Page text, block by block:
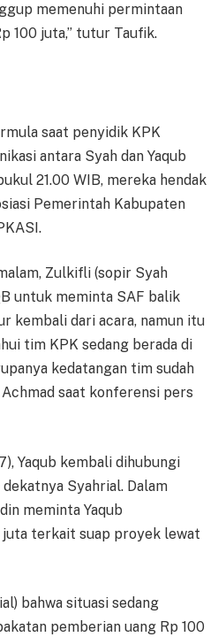
memenuhi permintaan
100 juta,” tutur Taufik.
saat penyidik KPK
antara Syah dan Yaqub
21.00 WIB, mereka hendak
Pemerintah Kabupaten
Zulkifli (sopir Syah
untuk meminta SAF balik
kembali dari acara, namun itu
tim KPK sedang berada di
kedatangan tim sudah
saat konferensi pers
Yaqub kembali dihubungi
Syahrial. Dalam
meminta Yaqub
juta terkait suap proyek lewat
bahwa situasi sedang
pemberian uang Rp 100